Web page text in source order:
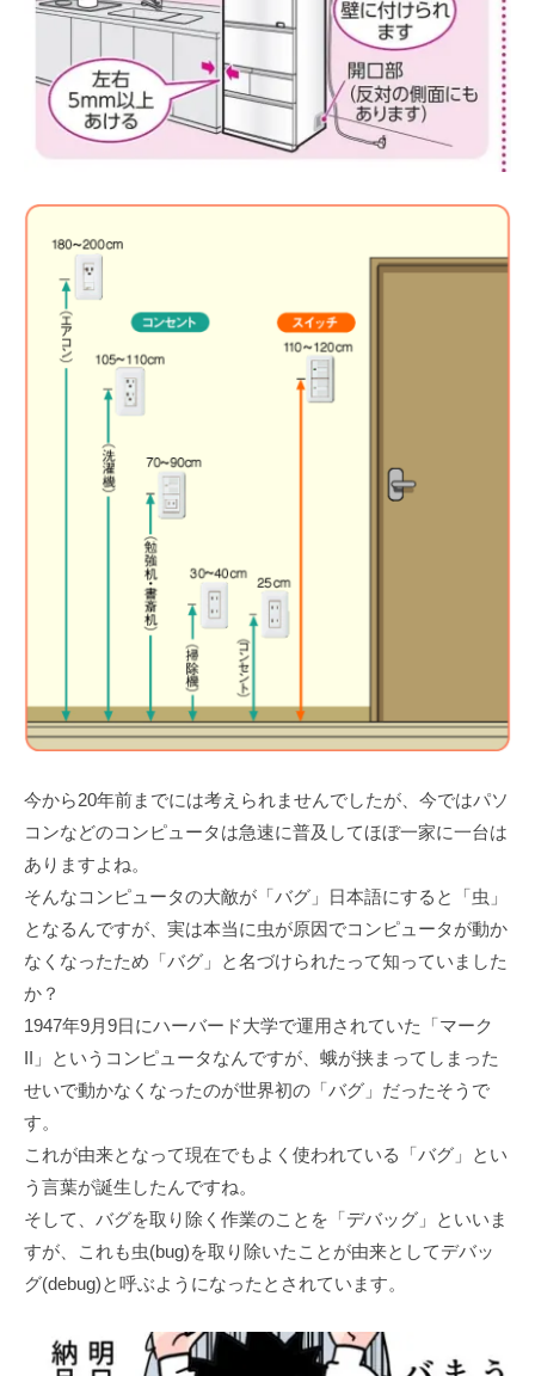
今から20年前までには考えられませんでしたが、今ではパソ
コンなどのコンピュータは急速に普及してほぼ一家に一台は
ありますよね。
そんなコンピュータの大敵が「バグ」日本語にすると「虫」
となるんですが、実は本当に虫が原因でコンピュータが動か
なくなったため「バグ」と名づけられたって知っていました
か？
1947年9月9日にハーバード大学で運用されていた「マーク
II」というコンピュータなんですが、蛾が挟まってしまった
せいで動かなくなったのが世界初の「バグ」だったそうで
す。
これが由来となって現在でもよく使われている「バグ」とい
う言葉が誕生したんですね。
そして、バグを取り除く作業のことを「デバッグ」といいま
すが、これも虫(bug)を取り除いたことが由来としてデバッ
グ(debug)と呼ぶようになったとされています。